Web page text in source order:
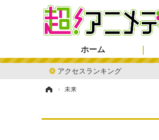
ホーム
アクセスランキング
› 未来